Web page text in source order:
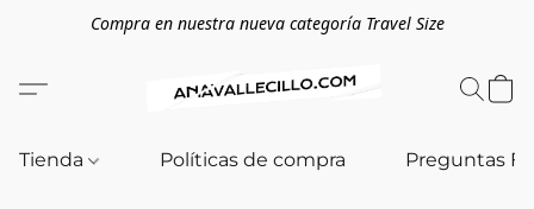
Compra en nuestra nueva categoría Travel Size
Tienda Políticas de compra Preguntas